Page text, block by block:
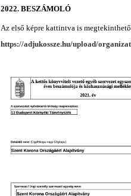
2022. BESZÁMOLÓ
Az első képre kattintva is
https://adjukossze.hu/upload/